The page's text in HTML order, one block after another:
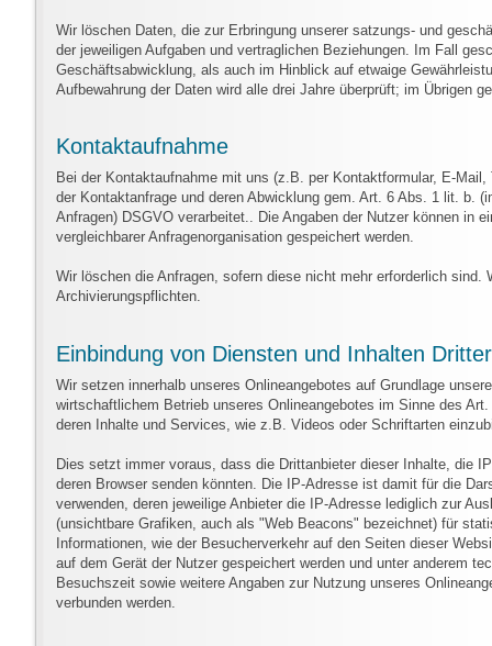
Wir löschen Daten, die zur Erbringung unserer satzungs- und
der jeweiligen Aufgaben und vertraglichen Beziehungen. Im Fall
Geschäftsabwicklung, als auch im Hinblick auf etwaige
Aufbewahrung der Daten wird alle drei Jahre überprüft; im Übrigen
Kontaktaufnahme
Bei der Kontaktaufnahme mit uns (z.B. per Kontaktformular, E-
der Kontaktanfrage und deren Abwicklung gem. Art. 6 Abs. 1 lit. b.
Anfragen) DSGVO verarbeitet.. Die Angaben der Nutzer können in
vergleichbarer Anfragenorganisation gespeichert werden.
Wir löschen die Anfragen, sofern diese nicht mehr erforderlich
Archivierungspflichten.
Einbindung von Diensten und Inhalten Dritter
Wir setzen innerhalb unseres Onlineangebotes auf Grundlage
wirtschaftlichem Betrieb unseres Onlineangebotes im Sinne des
deren Inhalte und Services, wie z.B. Videos oder Schriftarten
Dies setzt immer voraus, dass die Drittanbieter dieser Inhalte, die
deren Browser senden könnten. Die IP-Adresse ist damit für die
verwenden, deren jeweilige Anbieter die IP-Adresse lediglich zur
(unsichtbare Grafiken, auch als "Web Beacons" bezeichnet) für
Informationen, wie der Besucherverkehr auf den Seiten dieser
auf dem Gerät der Nutzer gespeichert werden und unter anderem
Besuchszeit sowie weitere Angaben zur Nutzung unseres
verbunden werden.